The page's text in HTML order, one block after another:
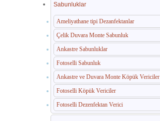
Sabunluklar
Ameliyathane tipi Dezanfektanlar
Çelik Duvara Monte Sabunluk
Ankastre Sabunluklar
Fotoselli Sabunluk
Ankastre ve Duvara Monte Köpük Vericiler
Fotoselli Köpük Vericiler
Fotoselli Dezenfektan Verici